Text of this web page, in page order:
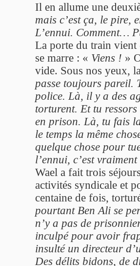
Il en allume une
mais c’est ça, le pire,
L’ennui. Comment…
La porte du train vient
se marre : « Viens ! »
vide. Sous nos yeux,
passe toujours pareil.
police. Là, il y a des
torturent. Et tu
en prison. Là, tu fais
le temps la même
quelque chose pour
l’ennui, c’est
Wael a fait trois
activités syndicale et
centaine de fois,
pourtant Ben Ali se
n’y a pas de
inculpé pour avoir
insulté un directeur
Des délits bidons, de